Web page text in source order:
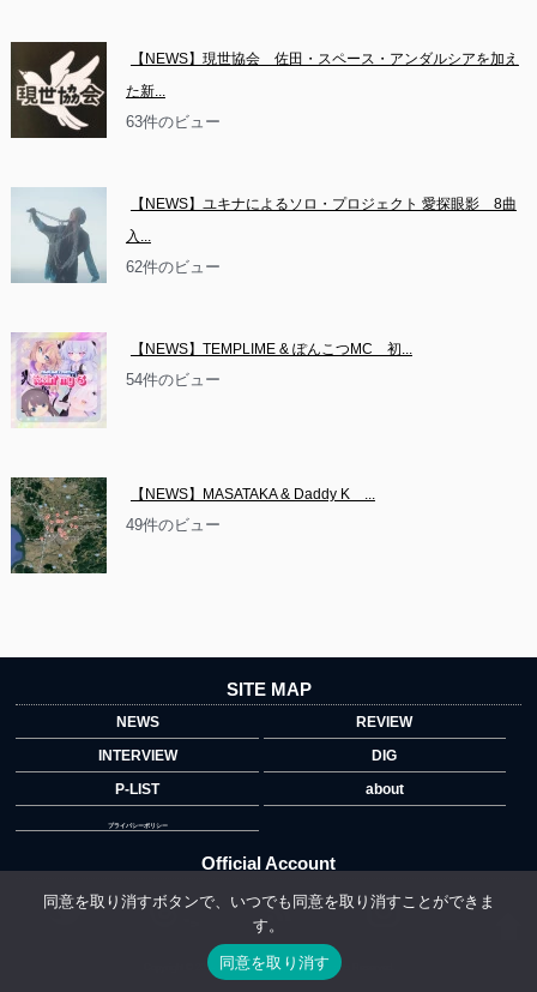
【NEWS】現世協会　佐田・スペース・アンダルシアを加え
た新...
63件のビュー
【NEWS】ユキナによるソロ・プロジェクト 愛探眼影　8曲
入...
62件のビュー
【NEWS】TEMPLIME & ぽんこつMC　初...
54件のビュー
【NEWS】MASATAKA & Daddy K　...
49件のビュー
SITE MAP
NEWS
REVIEW
INTERVIEW
DIG
P-LIST
about
プライバシーポリシー
Official Account
Copyright © 2014 copyrights.indiegrab.jp All Rights Reserved.
同意を取り消すボタンで、いつでも同意を取り消すことができま
す。
同意を取り消す